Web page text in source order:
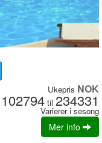
Ukepris NOK
102794 til 234331
Varierer i sesong
Mer info